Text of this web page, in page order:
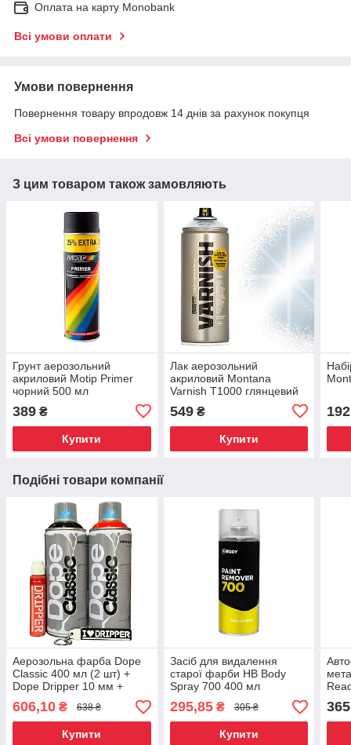
Оплата на карту Monobank
Всі умови оплати
Умови повернення
Повернення товару впродовж 14 днів за рахунок покупця
Всі умови повернення
З цим товаром також замовляють
Грунт аерозольний
акриловий Motip Primer
чорний 500 мл
389 ₴
Купити
Лак аерозольний
акриловий Montana
Varnish T1000 глянцевий
549₴
Купити
192
Подібні товари компанії
Аерозольна фарба Dope
Classic 400 мл (2 шт) +
Dope Dripper 10 мм +
Брелок "I love Dripper"
606,10 ₴ 638 ₴
Купити
Засіб для видалення
старої фарби HB Body
Spray 700 400 мл
295,85₴ 305 ₴
Купити
400
365